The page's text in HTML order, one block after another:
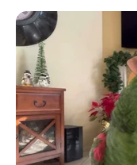
pena destacar.